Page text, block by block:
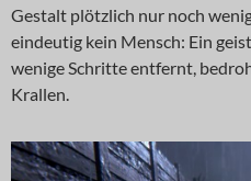
Gestalt plötzlich nur noch
eindeutig kein Mensch: Ein
wenige Schritte entfernt,
Krallen.